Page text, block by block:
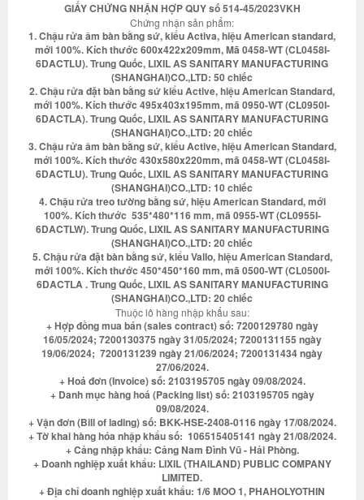
GIẤY CHỨNG NHẬN HỢP QUY số 514-45/2023VKH
Chứng nhận sản phẩm:
1. Chậu rửa âm bàn bằng sứ, kiểu Activa, hiệu American standard,
mới 100%. Kích thước 600x422x209mm, Mã 0458-WT (CL0458I-
6DACTLU). Trung Quốc, LIXIL AS SANITARY MANUFACTURING
(SHANGHAI)CO.,LTD: 50 chiếc
2. Chậu rửa đặt bàn bằng sứ kiểu Active, hiệu American Standard,
mới 100%. Kích thước 495x403x195mm, mã 0950-WT (CL0950I-
6DACTLA). Trung Quốc, LIXIL AS SANITARY MANUFACTURING
(SHANGHAI)CO.,LTD: 20 chiếc
3. Chậu rửa âm bàn bằng sứ, kiểu Active, hiệu American Standard,
mới 100%. Kích thước 430x580x220mm, mã 0458-WT (CL0458I-
6DACTLU). Trung Quốc, LIXIL AS SANITARY MANUFACTURING
(SHANGHAI)CO.,LTD: 10 chiếc
4. Chậu rửa treo tường bằng sứ, hiệu American Standard, mới
100%. Kích thước 535*480*116 mm, mã 0955-WT (CL0955I-
6DACTLW). Trung Quốc, LIXIL AS SANITARY MANUFACTURING
(SHANGHAI)CO.,LTD: 20 chiếc
5. Chậu rửa đặt bàn bằng sứ, kiểu Vallo, hiệu American Standard,
mới 100%. Kích thước 450*450*160 mm, mã 0500-WT (CL0500I-
6DACTLA . Trung Quốc, LIXIL AS SANITARY MANUFACTURING
(SHANGHAI)CO.,LTD: 20 chiếc
Thuộc lô hàng nhập khẩu sau:
+ Hợp đồng mua bán (sales contract) số: 7200129780 ngày
16/05/2024; 7200130375 ngày 31/05/2024; 7200131155 ngày
19/06/2024; 7200131239 ngày 21/06/2024; 7200131434 ngày
27/06/2024.
+ Hoá đơn (Invoice) số: 2103195705 ngày 09/08/2024.
+ Danh mục hàng hoá (Packing list) số: 2103195705 ngày
09/08/2024.
+ Vận đơn (Bill of lading) số: BKK-HSE-2408-0116 ngày 17/08/2024.
+ Tờ khai hàng hóa nhập khẩu số: 106515405141 ngày 21/08/2024.
+ Cảng nhập khẩu: Cảng Nam Đình Vũ - Hải Phòng.
+ Doanh nghiệp xuất khẩu: LIXIL (THAILAND) PUBLIC COMPANY
LIMITED.
+ Địa chỉ doanh nghiệp xuất khẩu: 1/6 MOO 1, PHAHOLYOTHIN